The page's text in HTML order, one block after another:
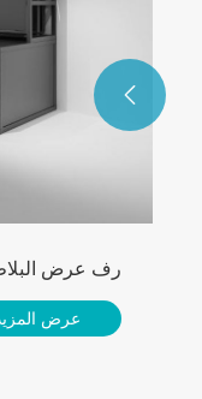
رف عرض البلاط
عرض المزيد >>
